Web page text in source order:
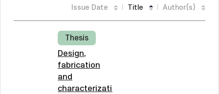
Issue Date Title Author(s)
Thesis
Design,
fabrication
and
characterization